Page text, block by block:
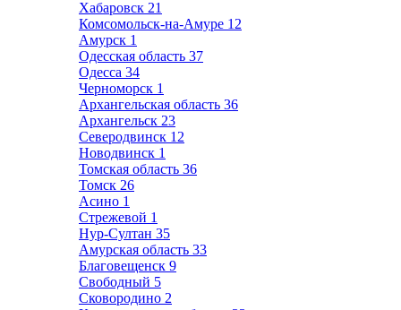
Хабаровск 21
Комсомольск-на-Амуре 12
Амурск 1
Одесская область 37
Одесса 34
Черноморск 1
Архангельская область 36
Архангельск 23
Северодвинск 12
Новодвинск 1
Томская область 36
Томск 26
Асино 1
Стрежевой 1
Нур-Султан 35
Амурская область 33
Благовещенск 9
Свободный 5
Сковородино 2